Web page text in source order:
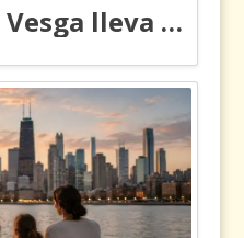
Carlos Manuel Vesga lleva el nombre de Colombia a los Emmy